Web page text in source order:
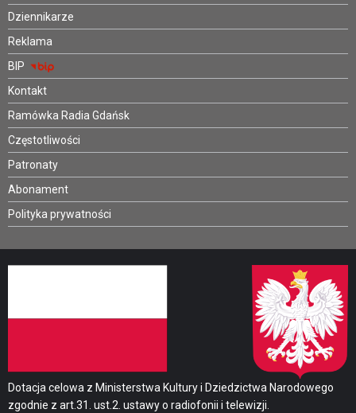
Dziennikarze
Reklama
BIP
Kontakt
Ramówka Radia Gdańsk
Częstotliwości
Patronaty
Abonament
Polityka prywatności
Dotacja celowa z Ministerstwa Kultury i Dziedzictwa Narodowego
zgodnie z art.31. ust.2. ustawy o radiofonii i telewizji.